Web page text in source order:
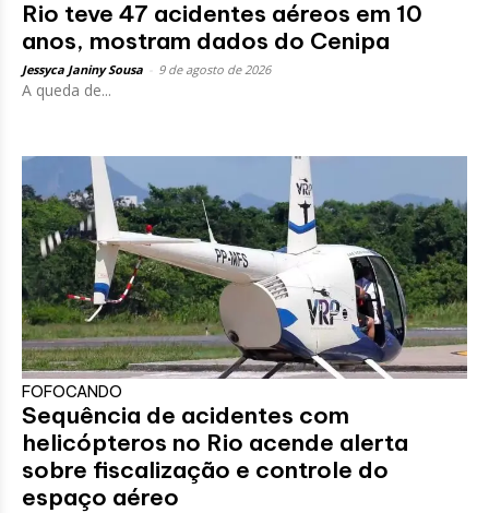
Rio teve 47 acidentes aéreos em 10
anos, mostram dados do Cenipa
Jessyca Janiny Sousa 9 de agosto de 2026
A queda de...
FOFOCANDO
Sequência de acidentes com
helicópteros no Rio acende alerta
sobre fiscalização e controle do
espaço aéreo